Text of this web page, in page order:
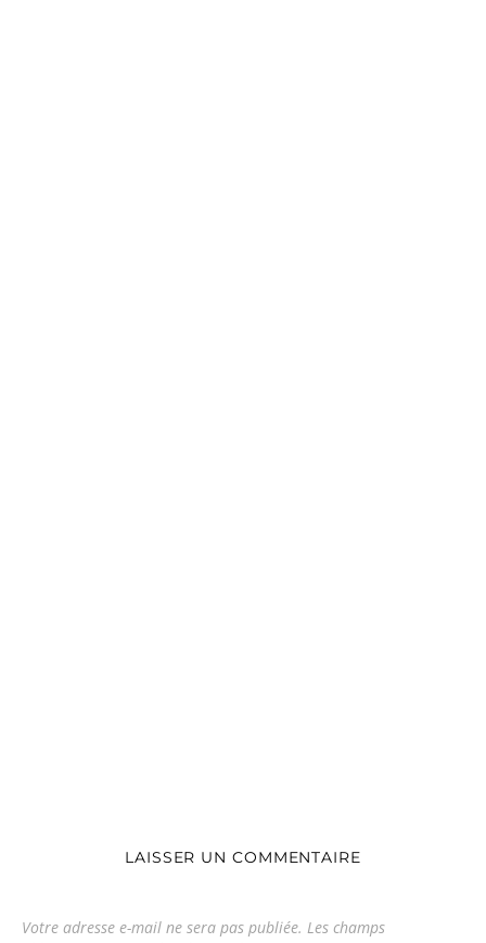
LAISSER UN COMMENTAIRE
Votre adresse e-mail ne sera pas publiée. Les champs